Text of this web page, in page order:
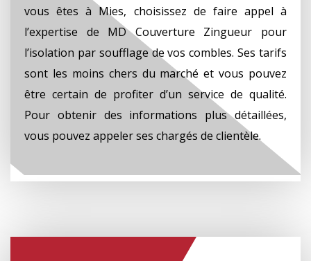
vous êtes à Mies, choisissez de faire appel à
l’expertise de MD Couverture Zingueur pour
l’isolation par soufflage de vos combles. Ses tarifs
sont les moins chers du marché et vous pouvez
être certain de profiter d’un service de qualité.
Pour obtenir des informations plus détaillées,
vous pouvez appeler ses chargés de clientèle.